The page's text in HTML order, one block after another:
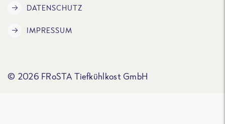
DATENSCHUTZ
IMPRESSUM
© 2026 FRoSTA Tiefkühlkost GmbH